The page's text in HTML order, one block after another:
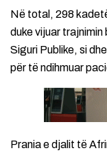
Në total, 298
duke vijuar
Siguri Publike, si
për të ndihmuar
Prania e djalit të